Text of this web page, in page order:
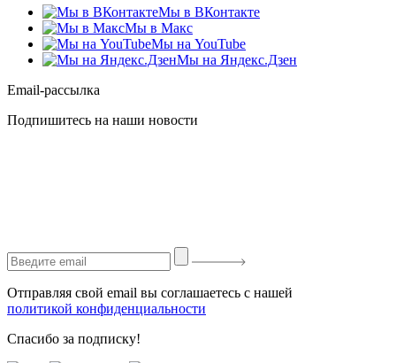
Мы в ВКонтакте
Мы в Макс
Мы на YouTube
Мы на Яндекс.Дзен
Email-рассылка
Подпишитесь на наши новости
Отправляя свой email вы соглашаетесь с нашей
политикой конфиденциальности
Спасибо за подписку!